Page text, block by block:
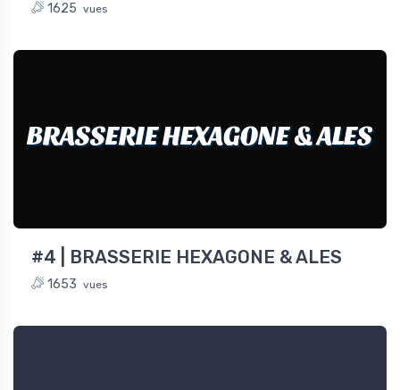
1625 vues
BRASSERIE HEXAGONE & ALES
#4 | BRASSERIE HEXAGONE & ALES
1653 vues